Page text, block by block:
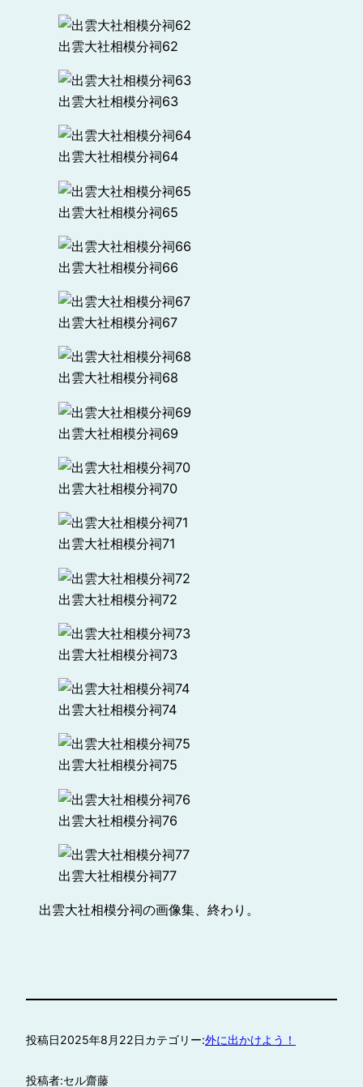
出雲大社相模分祠62
出雲大社相模分祠63
出雲大社相模分祠64
出雲大社相模分祠65
出雲大社相模分祠66
出雲大社相模分祠67
出雲大社相模分祠68
出雲大社相模分祠69
出雲大社相模分祠70
出雲大社相模分祠71
出雲大社相模分祠72
出雲大社相模分祠73
出雲大社相模分祠74
出雲大社相模分祠75
出雲大社相模分祠76
出雲大社相模分祠77
出雲大社相模分祠の画像集、終わり。
投稿日2025年8月22日カテゴリー:外に出かけよう！
投稿者:セル齋藤